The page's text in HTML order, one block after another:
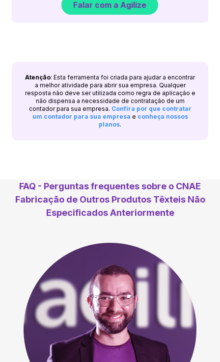
Falar com a Agilize
Atenção: Esta ferramenta foi criada para ajudar a encontrar
a melhor atividade para abrir sua empresa. Qualquer
resposta não deve ser utilizada como regra de aplicação e
não dispensa a necessidade de contratação de um
contador para sua empresa. Confira por que contratar
um contador para sua empresa e conheça nossos
planos.
FAQ - Perguntas frequentes sobre o CNAE
Fabricação de Outros Produtos Têxteis Não
Especificados Anteriormente